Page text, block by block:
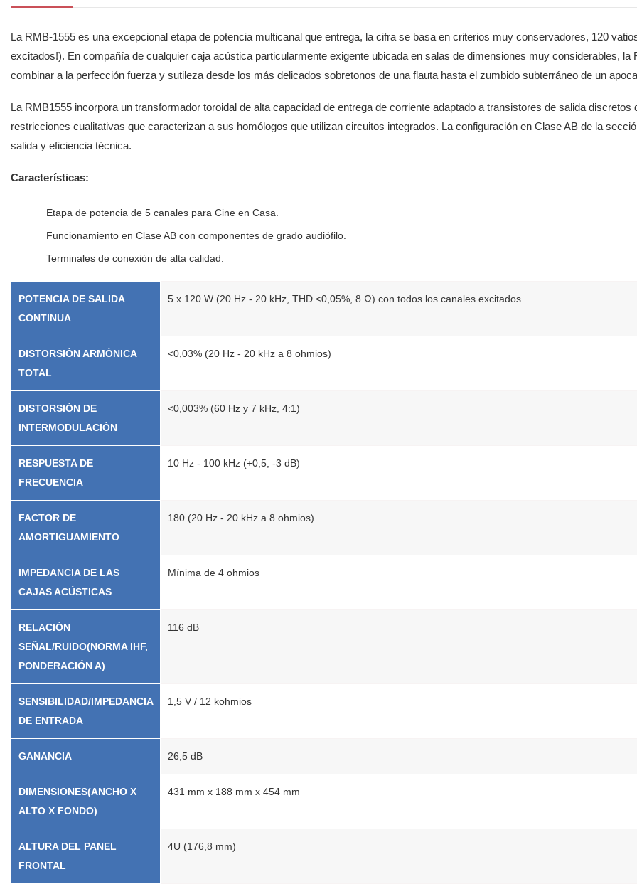
La RMB-1555 es una excepcional etapa de potencia multicanal que entrega, la cifra se basa en criterios muy conservadores, 120
excitados!). En compañía de cualquier caja acústica particularmente exigente ubicada en salas de dimensiones muy considerables,
combinar a la perfección fuerza y sutileza desde los más delicados sobretonos de una flauta hasta el zumbido subterráneo de un
La RMB1555 incorpora un transformador toroidal de alta capacidad de entrega de corriente adaptado a transistores de salida
restricciones cualitativas que caracterizan a sus homólogos que utilizan circuitos integrados. La configuración en Clase AB de la
salida y eficiencia técnica.
Características:
Etapa de potencia de 5 canales para Cine en Casa.
Funcionamiento en Clase AB con componentes de grado audiófilo.
Terminales de conexión de alta calidad.
POTENCIA DE SALIDA
CONTINUA
5 x 120 W (20 Hz - 20 kHz, THD <0,05%, 8 Ω) con todos los canales excitados
DISTORSIÓN ARMÓNICA
TOTAL
<0,03% (20 Hz - 20 kHz a 8 ohmios)
DISTORSIÓN DE
INTERMODULACIÓN
<0,003% (60 Hz y 7 kHz, 4:1)
RESPUESTA DE
FRECUENCIA
10 Hz - 100 kHz (+0,5, -3 dB)
FACTOR DE
AMORTIGUAMIENTO
180 (20 Hz - 20 kHz a 8 ohmios)
IMPEDANCIA DE LAS
CAJAS ACÚSTICAS
Mínima de 4 ohmios
RELACIÓN
SEÑAL/RUIDO(NORMA IHF,
PONDERACIÓN A)
116 dB
SENSIBILIDAD/IMPEDANCIA
DE ENTRADA
1,5 V / 12 kohmios
GANANCIA 26,5 dB
DIMENSIONES(ANCHO X
ALTO X FONDO)
431 mm x 188 mm x 454 mm
ALTURA DEL PANEL
FRONTAL
4U (176,8 mm)